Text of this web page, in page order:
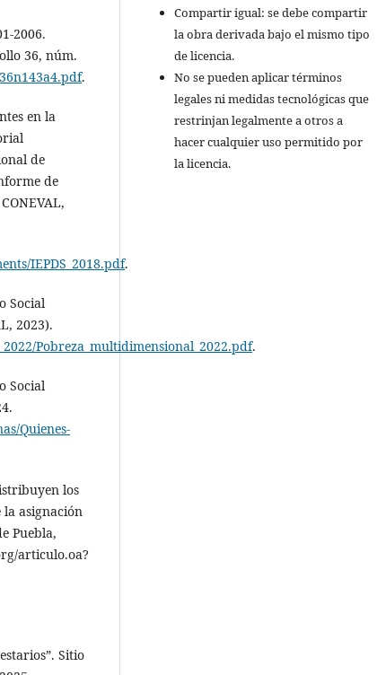
2006.
36, núm.
.
en la
de
de
IEPDS_2018.pdf.
Social
2023).
Pobreza_multidimensional_2022.pdf.
Social
Quienes-
los
asignación
Puebla,
articulo.oa?
Sitio
Compartir igual: se debe compartir
la obra derivada bajo el mismo tipo
de licencia.
No se pueden aplicar términos
legales ni medidas tecnológicas que
restrinjan legalmente a otros a
hacer cualquier uso permitido por
la licencia.